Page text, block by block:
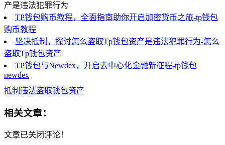
产是违法犯罪行为
TP钱包购币教程，全面指南助你开启加密货币之旅-tp钱包
购币教程
坚决抵制，探讨怎么盗取Tp钱包资产是违法犯罪行为-怎么
盗取Tp钱包资产
TP钱包与Newdex，开启去中心化金融新征程-tp钱包
newdex
抵制违法盗取钱包资产
相关文章：
文章已关闭评论！